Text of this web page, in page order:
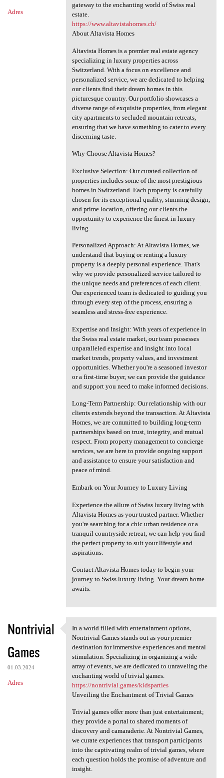
Adres
gateway to the enchanting world of Swiss real
estate.
https://www.altavistahomes.ch/
About Altavista Homes
Altavista Homes is a premier real estate agency
specializing in luxury properties across
Switzerland. With a focus on excellence and
personalized service, we are dedicated to helping
our clients find their dream homes in this
picturesque country. Our portfolio showcases a
diverse range of exquisite properties, from elegant
city apartments to secluded mountain retreats,
ensuring that we have something to cater to every
discerning taste.
Why Choose Altavista Homes?
Exclusive Selection: Our curated collection of
properties includes some of the most prestigious
homes in Switzerland. Each property is carefully
chosen for its exceptional quality, stunning design,
and prime location, offering our clients the
opportunity to experience the finest in luxury
living.
Personalized Approach: At Altavista Homes, we
understand that buying or renting a luxury
property is a deeply personal experience. That's
why we provide personalized service tailored to
the unique needs and preferences of each client.
Our experienced team is dedicated to guiding you
through every step of the process, ensuring a
seamless and stress-free experience.
Expertise and Insight: With years of experience in
the Swiss real estate market, our team possesses
unparalleled expertise and insight into local
market trends, property values, and investment
opportunities. Whether you're a seasoned investor
or a first-time buyer, we can provide the guidance
and support you need to make informed decisions.
Long-Term Partnership: Our relationship with our
clients extends beyond the transaction. At Altavista
Homes, we are committed to building long-term
partnerships based on trust, integrity, and mutual
respect. From property management to concierge
services, we are here to provide ongoing support
and assistance to ensure your satisfaction and
peace of mind.
Embark on Your Journey to Luxury Living
Experience the allure of Swiss luxury living with
Altavista Homes as your trusted partner. Whether
you're searching for a chic urban residence or a
tranquil countryside retreat, we can help you find
the perfect property to suit your lifestyle and
aspirations.
Contact Altavista Homes today to begin your
journey to Swiss luxury living. Your dream home
awaits.
Nontrivial
Games
01.03.2024
Adres
In a world filled with
In a world filled with entertainment options,
Nontrivial Games stands out as your premier
destination for immersive experiences and mental
stimulation. Specializing in organizing a wide
array of events, we are dedicated to unraveling the
enchanting world of trivial games.
https://nontrivial.games/kidsparties
Unveiling the Enchantment of Trivial Games
Trivial games offer more than just entertainment;
they provide a portal to shared moments of
discovery and camaraderie. At Nontrivial Games,
we curate experiences that transport participants
into the captivating realm of trivial games, where
each question holds the promise of adventure and
insight.